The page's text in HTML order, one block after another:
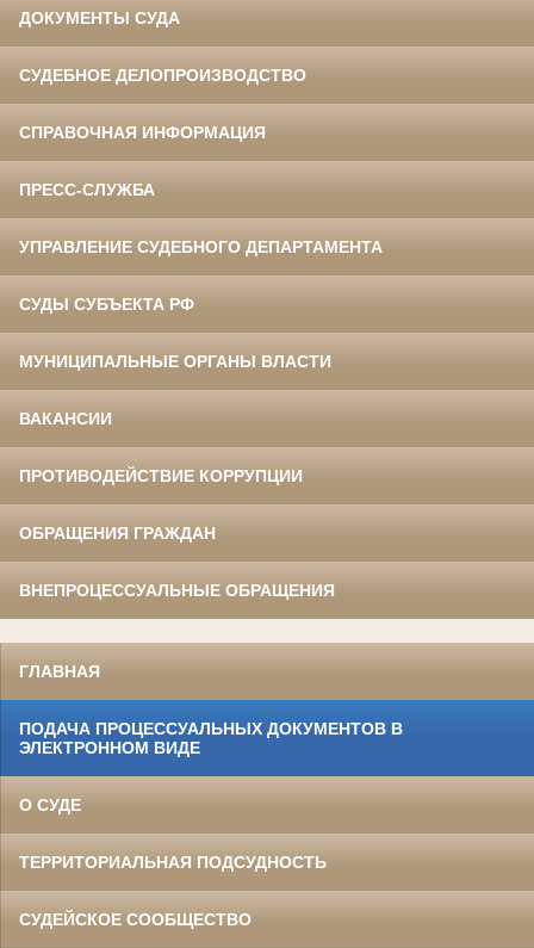
ДОКУМЕНТЫ СУДА
СУДЕБНОЕ ДЕЛОПРОИЗВОДСТВО
СПРАВОЧНАЯ ИНФОРМАЦИЯ
ПРЕСС-СЛУЖБА
УПРАВЛЕНИЕ СУДЕБНОГО ДЕПАРТАМЕНТА
СУДЫ СУБЪЕКТА РФ
МУНИЦИПАЛЬНЫЕ ОРГАНЫ ВЛАСТИ
ВАКАНСИИ
ПРОТИВОДЕЙСТВИЕ КОРРУПЦИИ
ОБРАЩЕНИЯ ГРАЖДАН
ВНЕПРОЦЕССУАЛЬНЫЕ ОБРАЩЕНИЯ
ГЛАВНАЯ
ПОДАЧА ПРОЦЕССУАЛЬНЫХ ДОКУМЕНТОВ В
ЭЛЕКТРОННОМ ВИДЕ
О СУДЕ
ТЕРРИТОРИАЛЬНАЯ ПОДСУДНОСТЬ
СУДЕЙСКОЕ СООБЩЕСТВО